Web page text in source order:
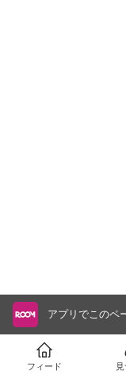
アプリでこのペ
フィード